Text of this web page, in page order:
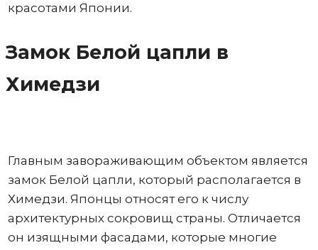
красотами Японии.
Замок Белой цапли в
Химедзи
Главным завораживающим объектом является
замок Белой цапли, который располагается в
Химедзи. Японцы относят его к числу
архитектурных сокровищ страны. Отличается
он изящными фасадами, которые многие